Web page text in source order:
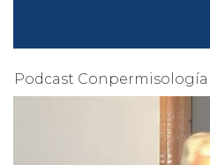
Podcast Conpermisología